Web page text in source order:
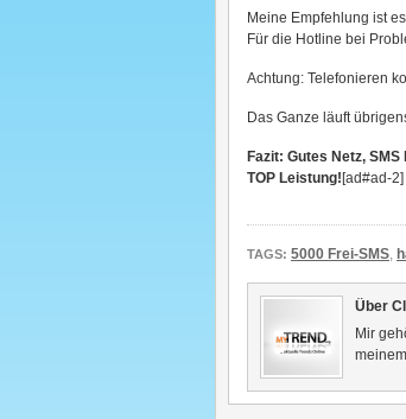
Meine Empfehlung ist
Für die Hotline bei
Achtung: Telefonieren
Das Ganze läuft
Fazit: Gutes Netz,
TOP Leistung! [ad#ad-2]
TAGS: 5000 Frei-SMS,
Über
Mir